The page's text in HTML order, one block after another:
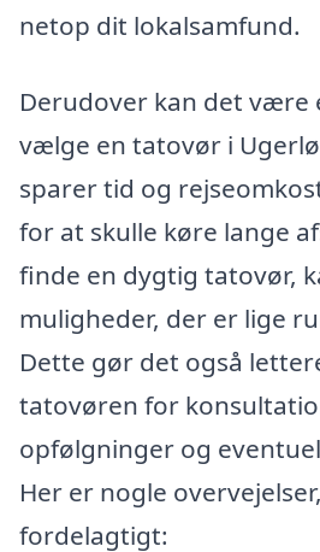
netop dit lokalsamfund.
Derudover kan det være
vælge en tatovør i
sparer tid og
for at skulle køre lange
finde en dygtig tatovør,
muligheder, der er lige
Dette gør det også
tatovøren for
opfølgninger og
Her er nogle
fordelagtigt: